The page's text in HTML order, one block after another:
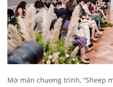
Mở màn chương trình, “Sheep